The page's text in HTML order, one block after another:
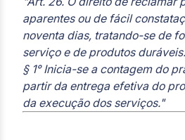
aparentes ou de fácil
noventa dias, tratando-se de
serviço e de produtos duráveis.
§ 1° Inicia-se a contagem do
partir da entrega efetiva do
da execução dos serviços."